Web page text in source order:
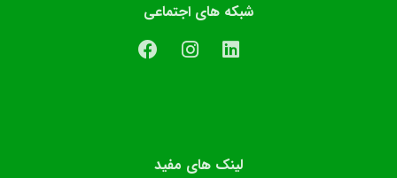
شبکه های اجتماعی
لینک های مفید